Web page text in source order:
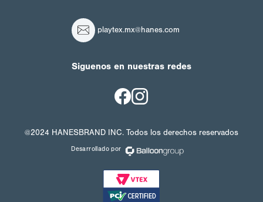
playtex.mx@hanes.com
Siguenos en nuestras redes
@2024 HANESBRAND INC. Todos los derechos reservados
Desarrollado por